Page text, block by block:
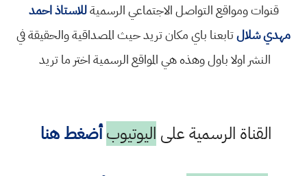
قنوات ومواقع التواصل الاجتماعي الرسميةللاستاذ احمد
مهدي شلالتابعنا باي مكان تريد حيث المصداقية والحقيقة في
النشر اولا باول وهذه هي المواقع الرسمية اختر ما تريد
القناة الرسمية على اليوتيوب أضغط هنا